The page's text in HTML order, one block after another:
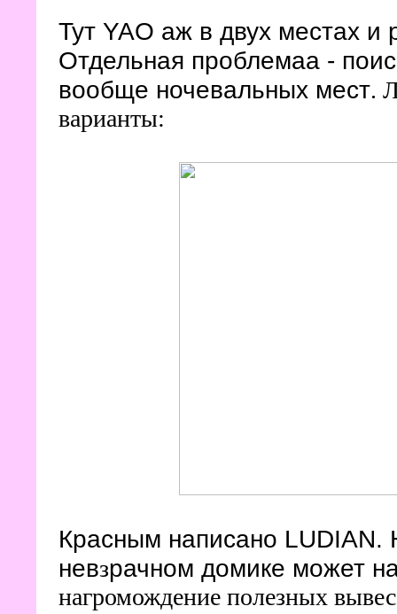
Тут YAO аж в двух местах и
Отдельная проблемаа -
вообще ночевальных мест.
варианты:
Красным написано LUDIAN.
невзрачном домике может
нагромождение полезных